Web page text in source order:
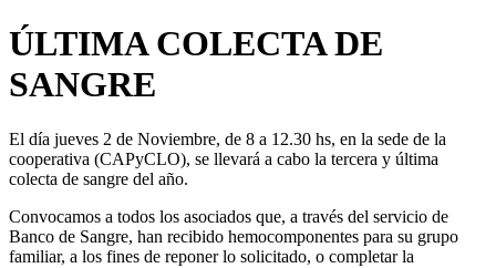
ÚLTIMA COLECTA DE
SANGRE
El día jueves 2 de Noviembre, de 8 a 12.30 hs, en la sede de la
cooperativa (CAPyCLO), se llevará a cabo la tercera y última
colecta de sangre del año.
Convocamos a todos los asociados que, a través del servicio de
Banco de Sangre, han recibido hemocomponentes para su grupo
familiar, a los fines de reponer lo solicitado, o completar la